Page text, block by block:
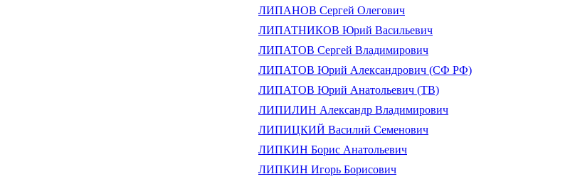
ЛИПАНОВ Сергей Олегович
ЛИПАТНИКОВ Юрий Васильевич
ЛИПАТОВ Сергей Владимирович
ЛИПАТОВ Юрий Александрович (СФ РФ)
ЛИПАТОВ Юрий Анатольевич (ТВ)
ЛИПИЛИН Александр Владимирович
ЛИПИЦКИЙ Василий Семенович
ЛИПКИН Борис Анатольевич
ЛИПКИН Игорь Борисович